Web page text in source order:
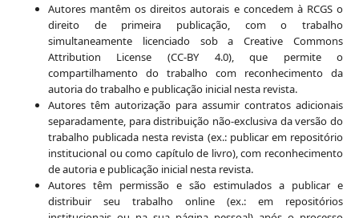
Autores mantêm os direitos autorais e concedem à RCGS o
direito de primeira publicação, com o trabalho
simultaneamente licenciado sob a Creative Commons
Attribution License (CC-BY 4.0), que permite o
compartilhamento do trabalho com reconhecimento da
autoria do trabalho e publicação inicial nesta revista.
Autores têm autorização para assumir contratos adicionais
separadamente, para distribuição não-exclusiva da versão do
trabalho publicada nesta revista (ex.: publicar em repositório
institucional ou como capítulo de livro), com reconhecimento
de autoria e publicação inicial nesta revista.
Autores têm permissão e são estimulados a publicar e
distribuir seu trabalho online (ex.: em repositórios